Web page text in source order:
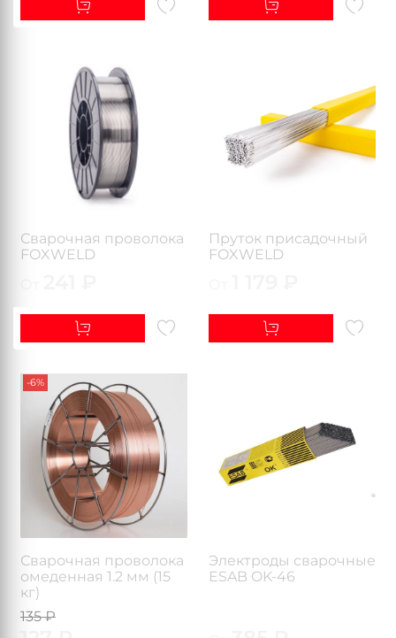
Сварочная проволока
FOXWELD
Пруток присадочный
FOXWELD
-6%
Сварочная проволока
омеденная 1.2 мм (15
кг)
135 ₽
Электроды сварочные
ESAB OK-46